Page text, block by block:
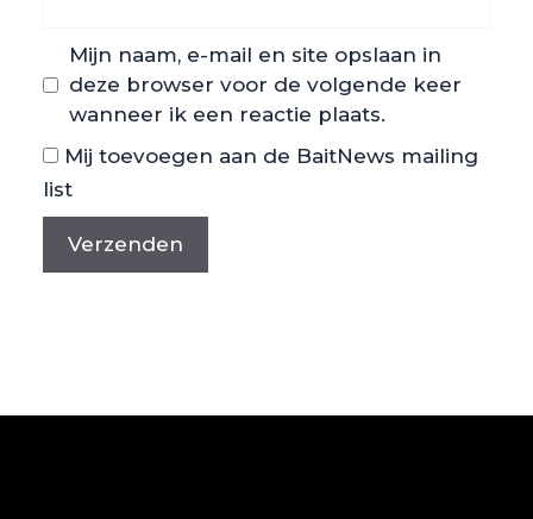
Mijn naam, e-mail en site opslaan in
deze browser voor de volgende keer
wanneer ik een reactie plaats.
Mij toevoegen aan de BaitNews mailing
list